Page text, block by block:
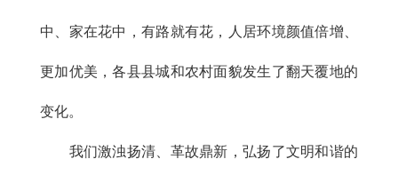
中、家在花中，有路就有花，人居环境颜值倍增、
更加优美，各县县城和农村面貌发生了翻天覆地的
变化。
我们激浊扬清、革故鼎新，弘扬了文明和谐的